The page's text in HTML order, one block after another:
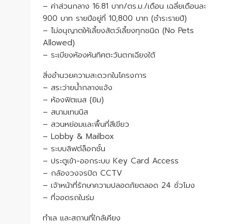
– ค่าส่วนกลาง 16.81 บาท/ตร.ม./เดือน เฉลี่ยเดือนละ
900 บาท รายปีอยู่ที่ 10,800 บาท (ชำระรายปี)
– ไม่อนุญาตให้เลี้ยงสัตว์เลี้ยงทุกชนิด (No Pets
Allowed)
– ระเบียงห้องหันทิศตะวันตกเฉียงใต้
สิ่งอำนวยความสะดวกในโครงการ
– สระว่ายน้ำกลางแจ้ง
– ห้องฟิตเนส (ยิม)
– สนามเทนนิส
– สวนหย่อมและพื้นที่สีเขียว
– Lobby & Mailbox
– ระบบลิฟต์ล็อกชั้น
– ประตูเข้า-ออกระบบ Key Card Access
– กล้องวงจรปิด CCTV
– เจ้าหน้าที่รักษาความปลอดภัยตลอด 24 ชั่วโมง
– ที่จอดรถในร่ม
ทำเล และสถานที่ใกล้เคียง